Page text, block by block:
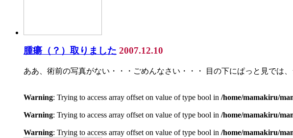
腫瘍（？）取りました 2007.12.10
ああ、術前の写真がない・・・ごめんなさい・・・ 目の下にぱっと見で
Warning: Trying to access array offset on value of type bool in /home/mamakiru/
Warning: Trying to access array offset on value of type bool in /home/mamakiru/
Warning: Trying to access array offset on value of type bool in /home/mamakiru/